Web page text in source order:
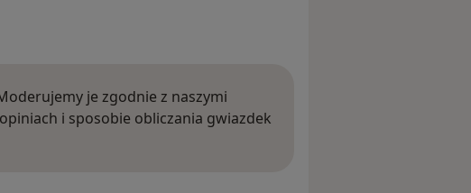
je zgodnie z naszymi
i sposobie obliczania gwiazdek